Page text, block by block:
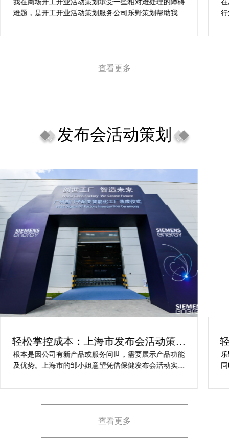
案精选
难题，是开工开业活动策划服务公司乐野策划帮助我完
场开工开业活动策划堪称完美，下次有计划还会选择乐
查看更多
发布会活动策划
轻松掌控成本：上海市发布会活动策划
方案指南
根本是因公司有新产品或服务问世，需要展示产品功能
及优势。上海市的邹小姐意望凭借保健发布会活动实现
占有率。在策划时间里却遇到这些难题缺乏专业的产品
展示方案，以最大化媒体报道和消费者关注。
查看更多